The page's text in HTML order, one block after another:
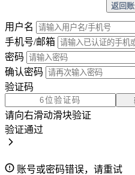
返回
用户名
手机号/邮箱
密码
确认密码
验证码
请向右滑动滑块验证
验证通过
账号或密码错误，请重试